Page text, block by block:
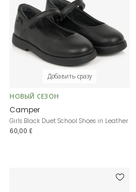
Добавить сразу
НОВЫЙ СЕЗОН
Camper
Girls Black Duet School Shoes in Leather
60,00 £